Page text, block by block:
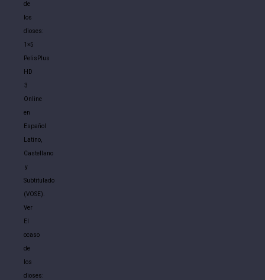
de
los
dioses:
1×5
PelisPlus
HD
3
Online
en
Español
Latino,
Castellano
y
Subtitulado
(VOSE).
Ver
El
ocaso
de
los
dioses: